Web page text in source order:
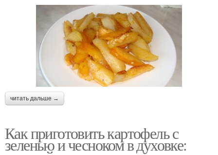
читать дальше →
Как приготовить картофель с
зеленью и чесноком в духовке: